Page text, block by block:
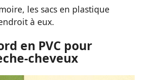
les sacs en plastique
à eux.
en PVC pour
cheveux